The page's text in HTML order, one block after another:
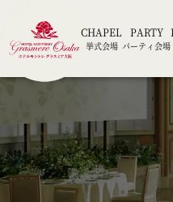
CHAPEL
挙式会場
PARTY
パーティ会場